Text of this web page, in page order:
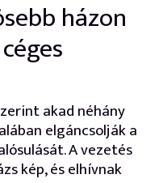
házon
akad néhány
elgáncsolják a
A vezetés
kép, és elhívnak